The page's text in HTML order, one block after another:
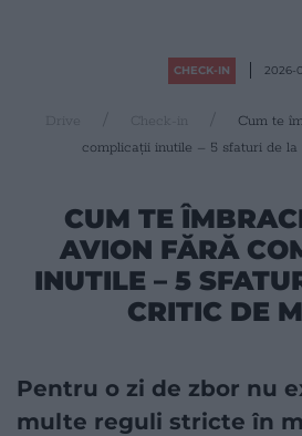
CHECK-IN 2026-
Drive
Cum te
complicații inutile – 5 sfaturi de
CUM TE
AVION FĂRĂ
INUTILE – 5
CRITIC DE
Pentru o zi de zbor nu
multe reguli stricte în